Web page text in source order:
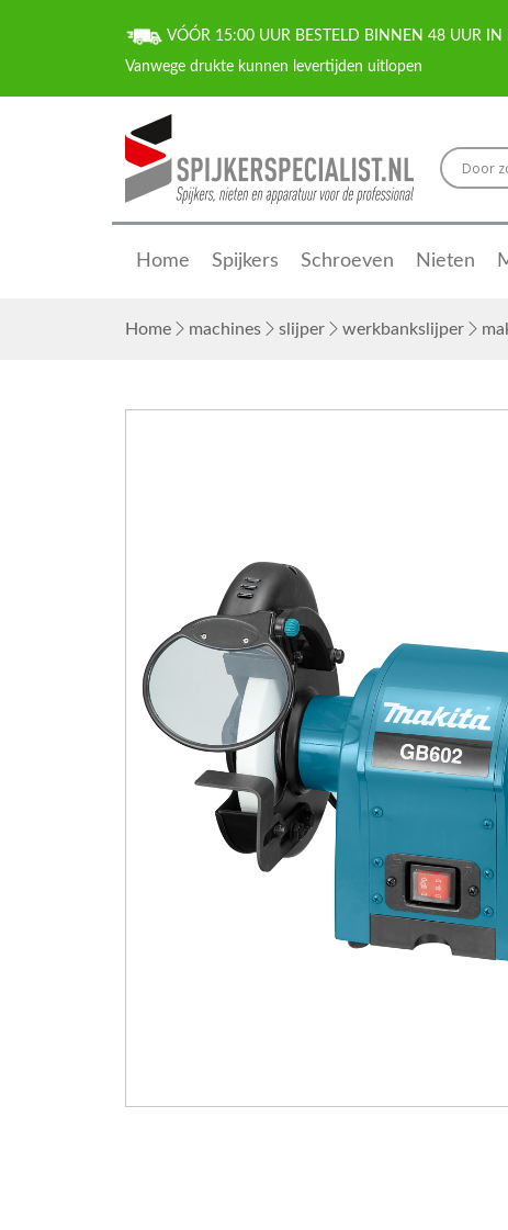
VÓÓR 15:00 UUR BESTELD BINNEN 48 UUR IN
Home Spijkers Schroeven Nieten
Home machines slijper werkbankslijper